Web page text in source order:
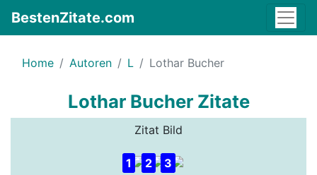
BestenZitate.com
Home Autoren L Lothar Bucher
Lothar Bucher Zitate
Zitat Bild
1 2 3